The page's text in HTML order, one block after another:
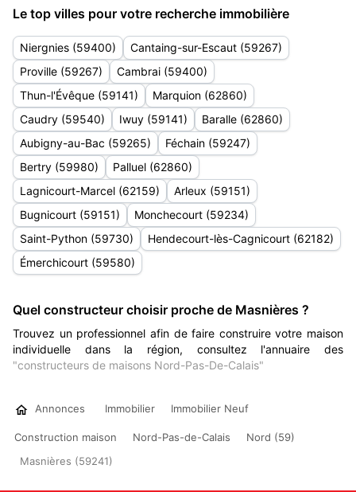
Le top villes pour votre recherche immobilière
Niergnies (59400)
Cantaing-sur-Escaut (59267)
Proville (59267)
Cambrai (59400)
Thun-l'Évêque (59141)
Marquion (62860)
Caudry (59540)
Iwuy (59141)
Baralle (62860)
Aubigny-au-Bac (59265)
Féchain (59247)
Bertry (59980)
Palluel (62860)
Lagnicourt-Marcel (62159)
Arleux (59151)
Bugnicourt (59151)
Monchecourt (59234)
Saint-Python (59730)
Hendecourt-lès-Cagnicourt (62182)
Émerchicourt (59580)
Quel constructeur choisir proche de Masnières ?
Trouvez un professionnel afin de faire construire votre maison
individuelle dans la région, consultez l'annuaire des
"constructeurs de maisons Nord-Pas-De-Calais"
Annonces Immobilier Immobilier Neuf
Construction maison Nord-Pas-de-Calais
Nord (59)
Masnières (59241)